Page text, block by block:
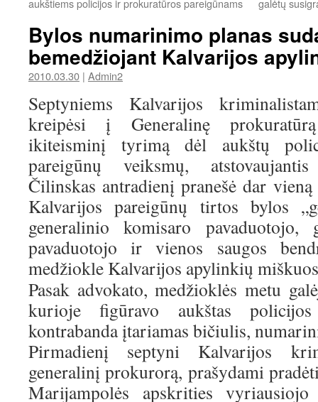
aukštiems policijos ir prokuratūros pareigūnams
galėtų
Bylos numarinimo planas
bemedžiojant Kalvarijos
2010.03.30 | Admin2
Septyniems Kalvarijos
kreipėsi į Generalinę
ikiteisminį tyrimą dėl aukštų
pareigūnų veiksmų,
Čilinskas antradienį pranešė dar
Kalvarijos pareigūnų tirtos bylos
generalinio komisaro pavaduotojo,
pavaduotojo ir vienos saugos
medžiokle Kalvarijos apylinkių
Pasak advokato, medžioklės metu
kurioje figūravo aukštas
kontrabanda įtariamas bičiulis,
Pirmadienį septyni Kalvarijos
generalinį prokurorą, prašydami
Marijampolės apskrities